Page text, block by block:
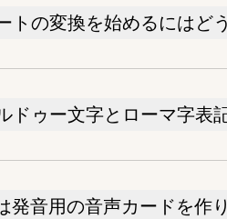
トの変換を始めるにはど
ドゥー文字とローマ字表
発音用の音声カードを作